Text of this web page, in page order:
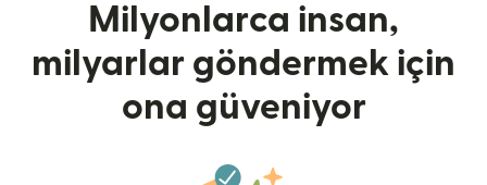
Milyonlarca insan,
milyarlar göndermek için
ona güveniyor